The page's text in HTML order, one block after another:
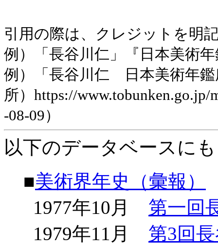
引用の際は、クレジットを明
例）「長谷川仁」『日本美術
例）「長谷川仁 日本美術年鑑
所）https://
-08-09）
以下のデータベースに
■美術界年史（彙報）
1977年10月 第一回
1979年11月 第3回